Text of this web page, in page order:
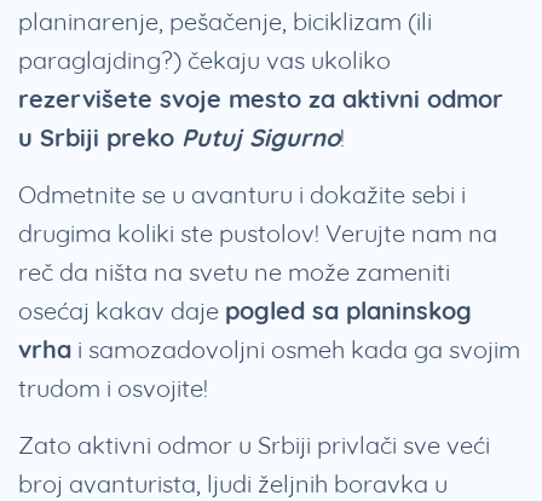
planinarenje, pešačenje, biciklizam (ili
paraglajding?) čekaju vas ukoliko
rezervišete svoje mesto za aktivni odmor
u Srbiji preko Putuj Sigurno!
Odmetnite se u avanturu i dokažite sebi i
drugima koliki ste pustolov! Verujte nam na
reč da ništa na svetu ne može zameniti
osećaj kakav daje pogled sa planinskog
vrha i samozadovoljni osmeh kada ga svojim
trudom i osvojite!
Zato aktivni odmor u Srbiji privlači sve veći
broj avanturista, ljudi željnih boravka u